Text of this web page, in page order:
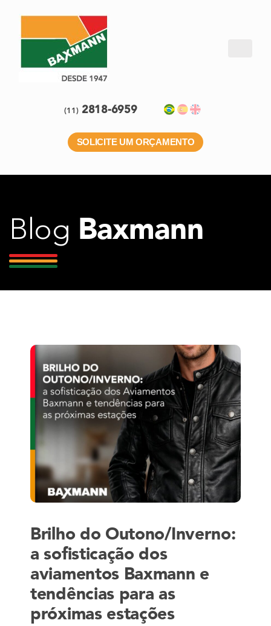
(11) 2818-6959
SOLICITE UM ORÇAMENTO
Blog Baxmann
Brilho do Outono/Inverno:
a sofisticação dos
aviamentos Baxmann e
tendências para as
próximas estações